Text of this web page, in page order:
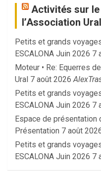
Activités sur le
l’Association
Petits et grands voyages
ESCALONA Juin 2026 7
Moteur • Re: Equerres
Ural 7 août 2026
Petits et grands voyages
ESCALONA Juin 2026 7
Espace de présentation
Présentation 7 août
Petits et grands voyages
ESCALONA Juin 2026 7